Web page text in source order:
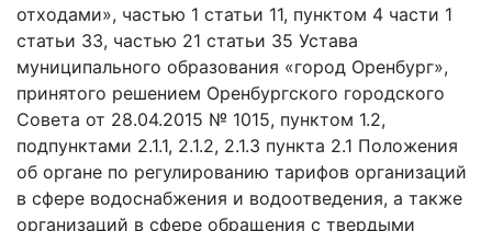
отходами», частью 1 статьи 11, пунктом 4 части 1
статьи 33, частью 21 статьи 35 Устава
муниципального образования «город Оренбург»,
принятого решением Оренбургского городского
Совета от 28.04.2015 № 1015, пунктом 1.2,
подпунктами 2.1.1, 2.1.2, 2.1.3 пункта 2.1 Положения
об органе по регулированию тарифов организаций
в сфере водоснабжения и водоотведения, а также
организаций в сфере обращения с твердыми